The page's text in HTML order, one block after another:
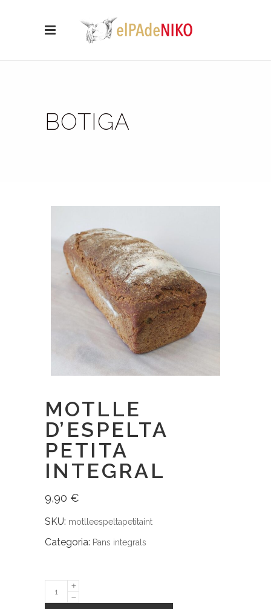
BOTIGA
MOTLLE
D’ESPELTA
PETITA
INTEGRAL
9,90 €
SKU: motlleespeltapetitaint
Categoria: Pans integrals
d'Espelta